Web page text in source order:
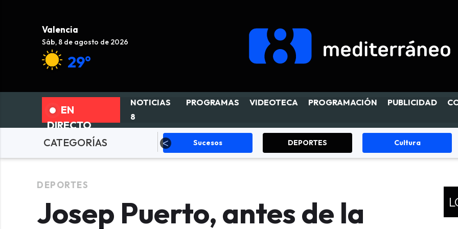
Valencia
Sáb, 8 de agosto de 2026
29°
EN
DIRECTO
NOTICIAS
8
PROGRAMAS VIDEOTECA PROGRAMACIÓN PUBLICIDAD
CATEGORÍASSucesos DEPORTES Cultura Fiestas
DEPORTES
Josep Puerto, antes de la